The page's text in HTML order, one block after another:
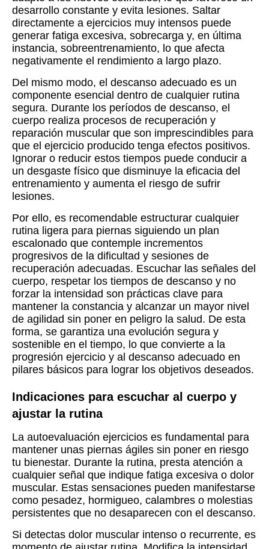
desarrollo constante y evita lesiones. Saltar
directamente a ejercicios muy intensos puede
generar fatiga excesiva, sobrecarga y, en última
instancia, sobreentrenamiento, lo que afecta
negativamente el rendimiento a largo plazo.
Del mismo modo, el descanso adecuado es un
componente esencial dentro de cualquier rutina
segura. Durante los períodos de descanso, el
cuerpo realiza procesos de recuperación y
reparación muscular que son imprescindibles para
que el ejercicio producido tenga efectos positivos.
Ignorar o reducir estos tiempos puede conducir a
un desgaste físico que disminuye la eficacia del
entrenamiento y aumenta el riesgo de sufrir
lesiones.
Por ello, es recomendable estructurar cualquier
rutina ligera para piernas siguiendo un plan
escalonado que contemple incrementos
progresivos de la dificultad y sesiones de
recuperación adecuadas. Escuchar las señales del
cuerpo, respetar los tiempos de descanso y no
forzar la intensidad son prácticas clave para
mantener la constancia y alcanzar un mayor nivel
de agilidad sin poner en peligro la salud. De esta
forma, se garantiza una evolución segura y
sostenible en el tiempo, lo que convierte a la
progresión ejercicio y al descanso adecuado en
pilares básicos para lograr los objetivos deseados.
Indicaciones para escuchar al cuerpo y
ajustar la rutina
La autoevaluación ejercicios es fundamental para
mantener unas piernas ágiles sin poner en riesgo
tu bienestar. Durante la rutina, presta atención a
cualquier señal que indique fatiga excesiva o dolor
muscular. Estas sensaciones pueden manifestarse
como pesadez, hormigueo, calambres o molestias
persistentes que no desaparecen con el descanso.
Si detectas dolor muscular intenso o recurrente, es